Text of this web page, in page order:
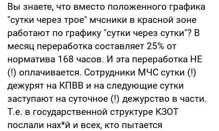
Вы знаете, что вместо положенного графика
"сутки через трое" мчсники в красной зоне
работают по графику "сутки через сутки"? В
месяц переработка составляет 25% от
норматива 168 часов. И эта переработка НЕ
(!) оплачивается. Сотрудники МЧС сутки (!)
дежурят на КПВВ и на следующие сутки
заступают на суточное (!) дежурство в части.
Т.е. в государственной структуре КЗОТ
послали нах*й и всех, кто пытается